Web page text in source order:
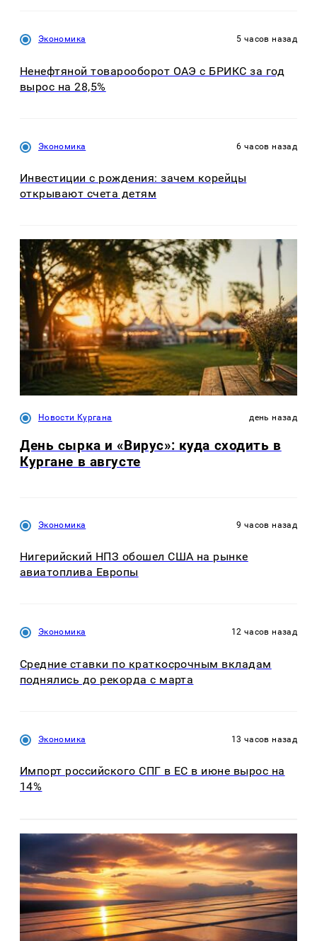
Экономика 5 часов назад
Ненефтяной товарооборот ОАЭ с БРИКС за год
вырос на 28,5%
Экономика 6 часов назад
Инвестиции с рождения: зачем корейцы
открывают счета детям
Новости Кургана день назад
День сырка и «Вирус»: куда сходить в
Кургане в августе
Экономика 9 часов назад
Нигерийский НПЗ обошел США на рынке
авиатоплива Европы
Экономика 12 часов назад
Средние ставки по краткосрочным вкладам
поднялись до рекорда с марта
Экономика 13 часов назад
Импорт российского СПГ в ЕС в июне вырос на
14%